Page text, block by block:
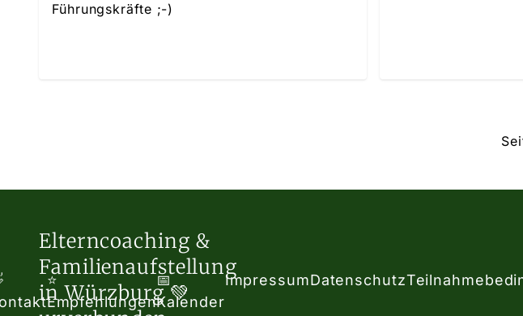
Führungskräfte ;-)
Elterncoaching &
Familienaufstellung
in Würzburg 💚
⭐
Empfehlungen
📅
Kalender
ImpressumDatenschutz